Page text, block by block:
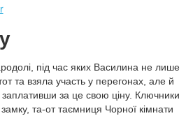
під час яких Василина не лише
та взяла участь у перегонах, але й
за це свою ціну. Ключники
та-от таємниця Чорної кімнати